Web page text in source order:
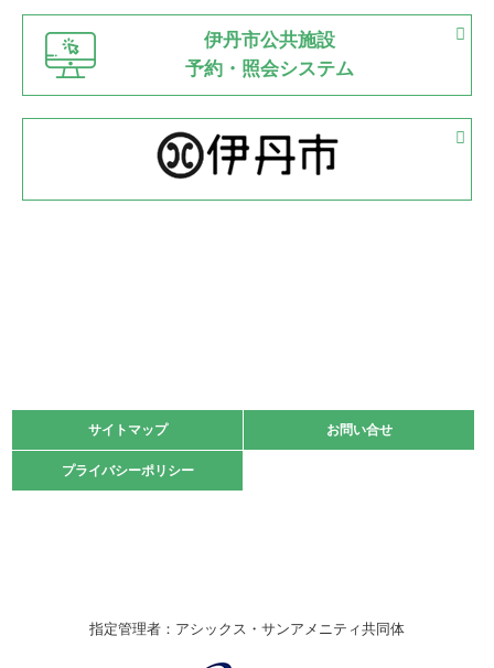
2022.06.12
県知事杯争奪バレーボール大会が開催
緑ケ丘体育館
2022.05.05
体育協会長杯 バドミントン競技の部
2022.05.22
緑ケ丘体育館
2021.10.23
卓球選手権大会ラージボールの部開催☆
伊丹市総合体育大会 バレーボール大会が開催されました
伊丹市公共施設
予約・照会システム
サイトマップ お問い合せ
プライバシーポリシー
サイトマップ お問い合せ
プライバシーポリシー
指定管理者：アシックス・サンアメニティ共同体